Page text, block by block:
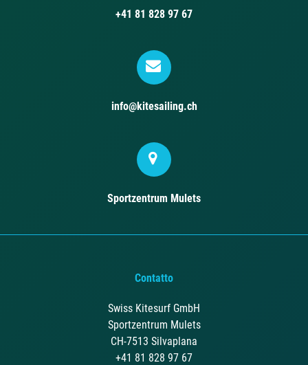
+41 81 828 97 67
info@kitesailing.ch
Sportzentrum Mulets
Contatto
Swiss Kitesurf GmbH
Sportzentrum Mulets
CH-7513 Silvaplana
+41 81 828 97 67